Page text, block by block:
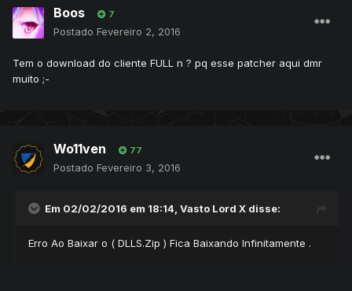
Boos 7
Postado Fevereiro 2, 2016
Tem o download do cliente FULL n ? pq esse patcher aqui dmr
muito ;-
Wo11ven 77
Postado Fevereiro 3, 2016
Em 02/02/2016 em 18:14, Vasto Lord X disse:
Erro Ao Baixar o ( DLLS.Zip ) Fica Baixando Infinitamente .